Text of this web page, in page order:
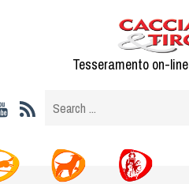
Tesseramento on-line